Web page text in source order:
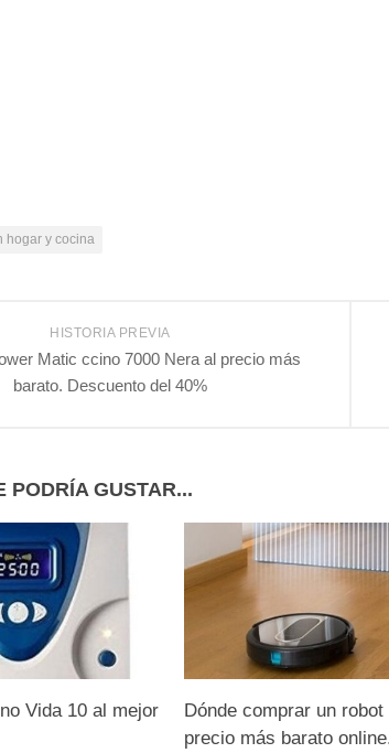
hogar y cocina
HISTORIA PREVIA
Matic ccino 7000 Nera al precio más
barato. Descuento del 40%
PODRÍA GUSTAR...
Vida 10 al mejor
Dónde comprar un robot
precio más barato